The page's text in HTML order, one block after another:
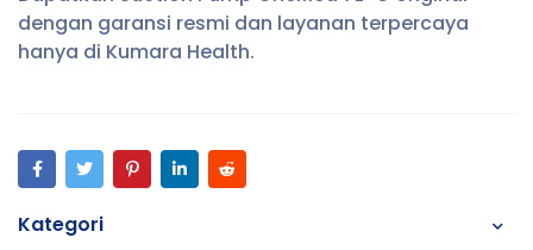
dengan garansi resmi dan layanan terpercaya
hanya di Kumara Health.
Kategori